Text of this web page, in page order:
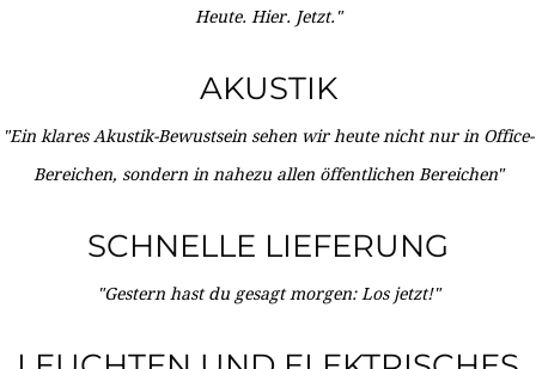
Heute. Hier. Jetzt."
AKUSTIK
"Ein klares Akustik-Bewustsein sehen wir heute nicht nur in Office-
Bereichen, sondern in nahezu allen öffentlichen Bereichen"
SCHNELLE LIEFERUNG
"Gestern hast du gesagt morgen: Los jetzt!"